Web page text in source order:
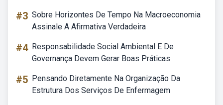
#3 Sobre Horizontes De Tempo Na Macroeconomia
Assinale A Afirmativa Verdadeira
#4 Responsabilidade Social Ambiental E De
Governança Devem Gerar Boas Práticas
#5 Pensando Diretamente Na Organização Da
Estrutura Dos Serviços De Enfermagem